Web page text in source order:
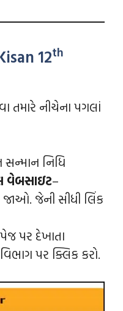
12th
તમારે નીચેના પગલાં
નિધિ
વેબસાઇટ–
જેની સીધી લિંક
પર દેખાતા
વિભાગ પર ક્લિક કરો.